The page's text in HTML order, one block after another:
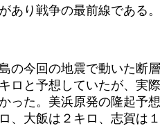
り戦争の最前線である
今回の地震で動いた断
と予想していたが、実
た。美浜原発の隆起予
大飯は２キロ、志賀は